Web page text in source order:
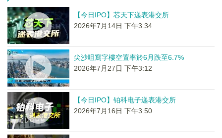
【今日IPO】芯天下递表港交所
2026年7月14日 下午3:34
尖沙咀寫字樓空置率於6月跌至6.7%
2026年7月27日 下午3:12
【今日IPO】铂科电子递表港交所
2026年7月16日 下午3:50